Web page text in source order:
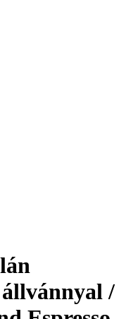
állvánnyal /